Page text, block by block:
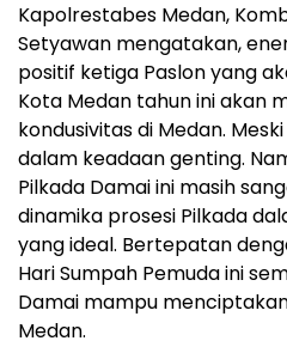
Kapolrestabes Medan,
Setyawan mengatakan,
positif ketiga Paslon yang
Kota Medan tahun ini akan
kondusivitas di Medan.
dalam keadaan genting.
Pilkada Damai ini masih
dinamika prosesi Pilkada
yang ideal. Bertepatan
Hari Sumpah Pemuda ini
Damai mampu
Medan.